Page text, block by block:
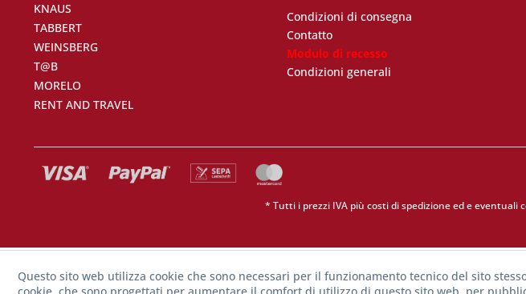
KNAUS
TABBERT
WEINSBERG
T@B
MORELO
RENT AND TRAVEL
Condizioni di consegna
Contatto
Modulo di recesso
Condizioni generali
* Tutti i prezzi IVA più costi di spedizioneed e eventuali
Questo sito web utilizza cookie che sono necessari per il funzionamento tecnico del sito